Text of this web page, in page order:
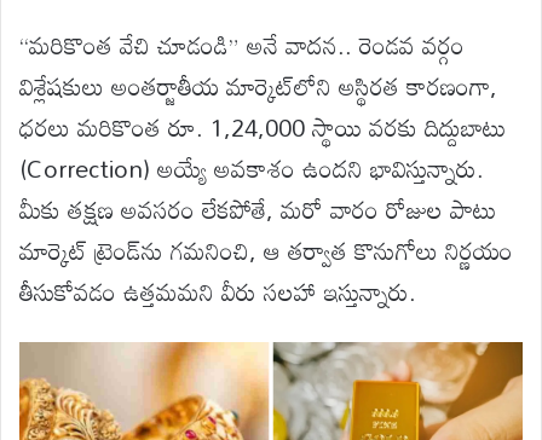
“మరికొంత వేచి చూడండి” అనే వాదన.. రెండవ వర్గం
విశ్లేషకులు అంతర్జాతీయ మార్కెట్‌లోని అస్థిరత కారణంగా,
ధరలు మరికొంత రూ. 1,24,000 స్థాయి వరకు దిద్దుబాటు
(Correction) అయ్యే అవకాశం ఉందని భావిస్తున్నారు.
మీకు తక్షణ అవసరం లేకపోతే, మరో వారం రోజుల పాటు
మార్కెట్ ట్రెండ్‌ను గమనించి, ఆ తర్వాత కొనుగోలు నిర్ణయం
తీసుకోవడం ఉత్తమమని వీరు సలహా ఇస్తున్నారు.